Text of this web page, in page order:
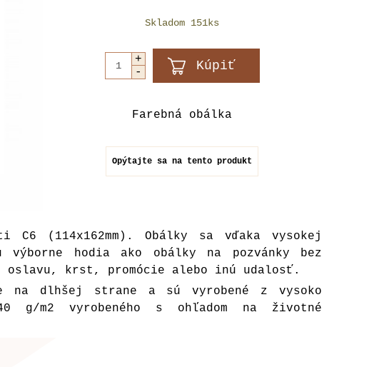
Skladom 151ks
Farebná obálka
Opýtajte sa na tento produkt
(114x162mm). Obálky sa vďaka vysokej
výborne hodia ako obálky na pozvánky bez
oslavu, krst, promócie alebo inú udalosť.
na dlhšej strane a sú vyrobené z vysoko
g/m2 vyrobeného s ohľadom na životné